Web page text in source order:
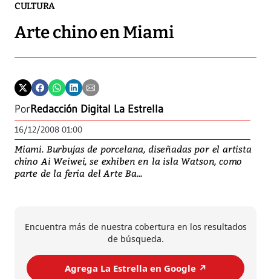
CULTURA
Arte chino en Miami
PorRedacción Digital La Estrella
16/12/2008 01:00
Miami. Burbujas de porcelana, diseñadas por el artista
chino Ai Weiwei, se exhiben en la isla Watson, como
parte de la feria del Arte Ba...
Encuentra más de nuestra cobertura en los resultados
de búsqueda.
Agrega La Estrella en Google ↗️